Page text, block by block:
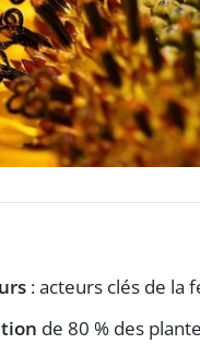
: acteurs clés de la
de 80 % des